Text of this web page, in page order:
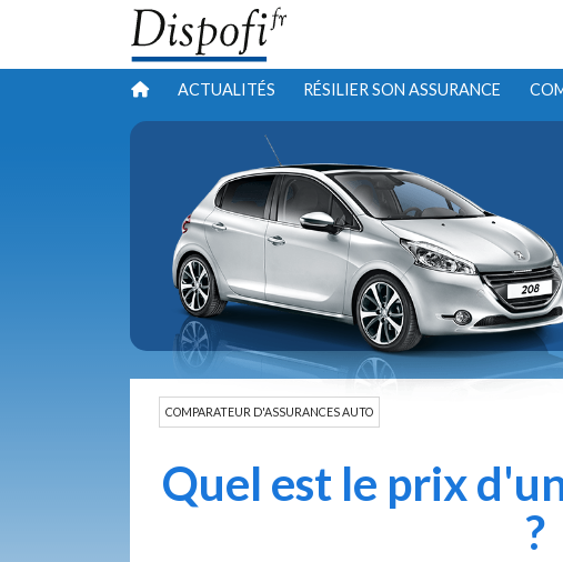
ACTUALITÉS RÉSILIER SON ASSURANCE
COMPARATEUR D'ASSURANCES AUTO
Quel est le prix
?